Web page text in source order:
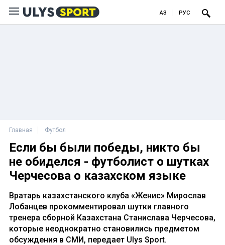
ҚАЗ РУС
Главная Футбол
Если бы были победы, никто бы
не обиделся - футболист о шутках
Черчесова о казахском языке
Вратарь казахстанского клуба «Женис» Мирослав
Лобанцев прокомментировал шутки главного
тренера сборной Казахстана Станислава Черчесова,
которые неоднократно становились предметом
обсуждения в СМИ, передает Ulys Sport.